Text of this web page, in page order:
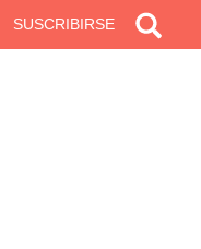
SUSCRIBIRSE